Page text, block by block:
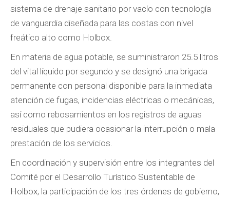
sistema de drenaje sanitario por vacío con tecnología
de vanguardia diseñada para las costas con nivel
freático alto como Holbox.
En materia de agua potable, se suministraron 25.5 litros
del vital líquido por segundo y se designó una brigada
permanente con personal disponible para la inmediata
atención de fugas, incidencias eléctricas o mecánicas,
así como rebosamientos en los registros de aguas
residuales que pudiera ocasionar la interrupción o mala
prestación de los servicios.
En coordinación y supervisión entre los integrantes del
Comité por el Desarrollo Turístico Sustentable de
Holbox, la participación de los tres órdenes de gobierno,